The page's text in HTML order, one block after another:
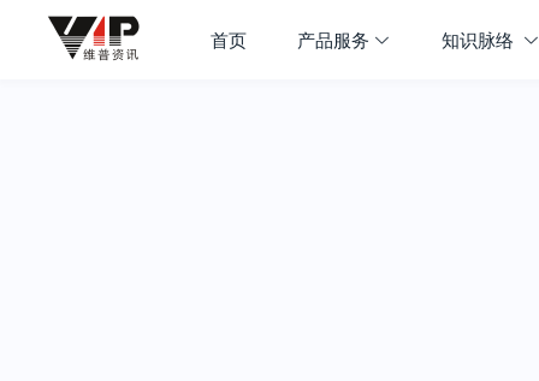
首页 产品服务 知识脉络